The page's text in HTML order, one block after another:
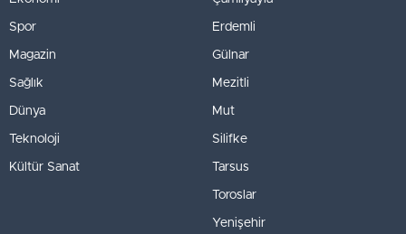
Spor
Magazin
Sağlık
Dünya
Teknoloji
Kültür Sanat
Erdemli
Gülnar
Mezitli
Mut
Silifke
Tarsus
Toroslar
Yenişehir